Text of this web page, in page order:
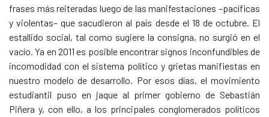
frases más reiteradas luego de las manifestaciones –pacíficas
y violentas– que sacudieron al país desde el 18 de octubre. El
estallido social, tal como sugiere la consigna, no surgió en el
vacío. Ya en 2011 es posible encontrar signos inconfundibles de
incomodidad con el sistema político y grietas manifiestas en
nuestro modelo de desarrollo. Por esos días, el movimiento
estudiantil puso en jaque al primer gobierno de Sebastián
Piñera y, con ello, a los principales conglomerados políticos